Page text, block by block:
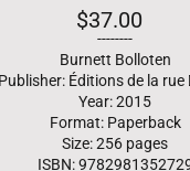
Regular
price
$37.00
--------
Burnett Bolloten
Publisher: Éditions de la rue
Year: 2015
Format: Paperback
Size: 256 pages
ISBN: